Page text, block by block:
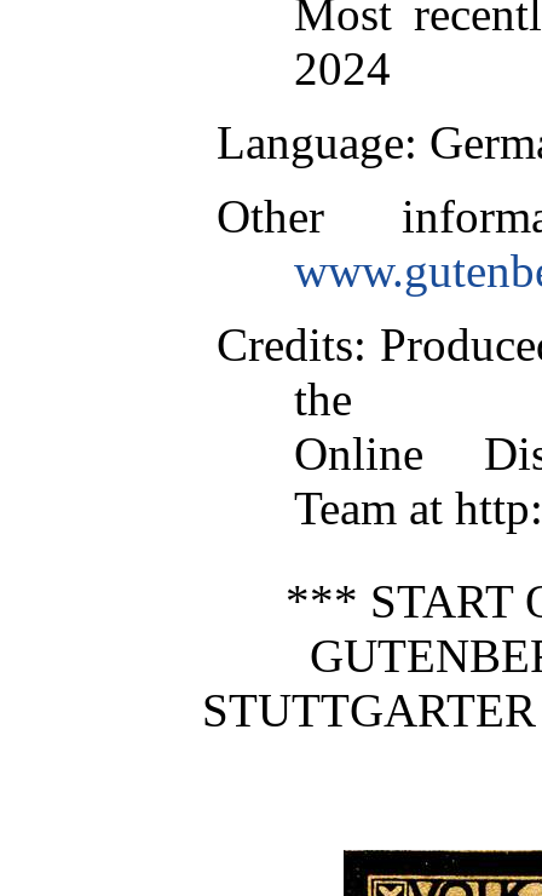
Most
2024
Language:
Other
Credits:
the
Online
Team at
*** START